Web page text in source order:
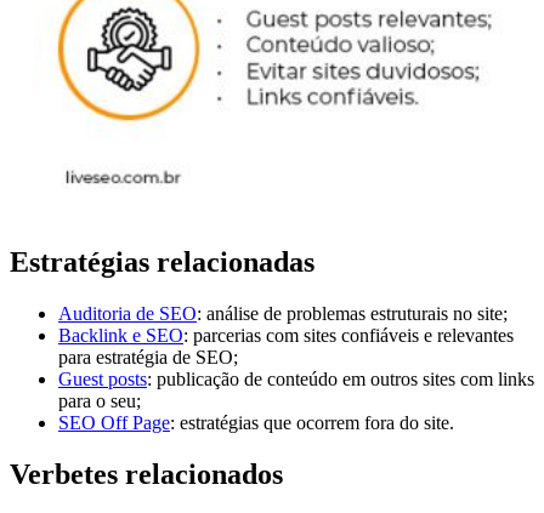
Estratégias relacionadas
Auditoria de SEO: análise de problemas estruturais no site;
Backlink e SEO: parcerias com sites confiáveis e relevantes
para estratégia de SEO;
Guest posts: publicação de conteúdo em outros sites com links
para o seu;
SEO Off Page: estratégias que ocorrem fora do site.
Verbetes relacionados